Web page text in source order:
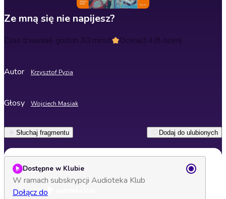
Ze mną się nie napijesz?
Czas trwania6 godzin 30 minut Ocena3.4(8 ocen)
Autor Krzysztof Pyzia
Głosy Wojciech Masiak
Słuchaj fragmentu Dodaj do ulubionych
Dostępne w Klubie
W ramach subskrypcji Audioteka Klub
Dołącz do